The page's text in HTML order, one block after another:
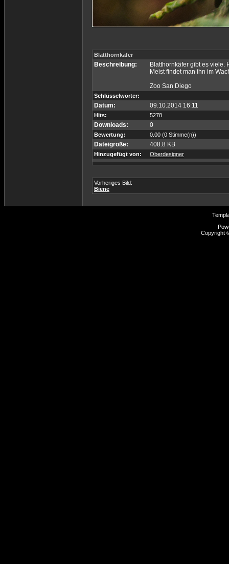
Blatthornkäfer
Beschreibung:
Blatthornkäfer gibt es viele.
Meist findet man ihn im
Zoo San Diego
Schlüsselwörter:
Datum: 09.10.2014 16:11
Hits: 5278
Downloads: 0
Bewertung: 0.00 (0 Stimme(n))
Dateigröße: 408.8 KB
Hinzugefügt von: Oberdesigner
Vorheriges Bild:
Biene
Copyright